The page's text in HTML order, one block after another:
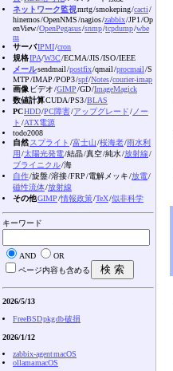
ネットワーク監視mrtg /smokeping /cacti/
hinemos /OpenNMS /nagios /zabbix/JP1 /Op
enView /OpenPegasus/snmp/tcpdump/wbe
m
サーバIPMI/cron
規格IPA/W3C/ECMA /JIS /ISO /IEEE
メールsendmail /postfix/qmail /procmail/S
MTP /IMAP /POP3 /spf/Notes/courier-imap
画像ビデオ /GIMP/GD /ImageMagick
数値計算CUDA /PS3 /BLAS
PCHDD/PC障害/アップグレード/ノー
ト /ATX電源
todo2008
自然スプライト /富士山/桜海老/雨水利
用/太陽光発電/結晶 /真空 /純水 /放射線/
ブライニクル/海
自作/旋盤 /溶接 /FRP /電解メッキ /放電/
磁性流体/放射線
その他GIMP/情報政策/TeX/似非科学
キーワード
AND
OR
ページ内容も含める
2026/5/13
FreeBSD pkg db 破損
2026/1/12
zabbix-agent macOS
ollama macOS